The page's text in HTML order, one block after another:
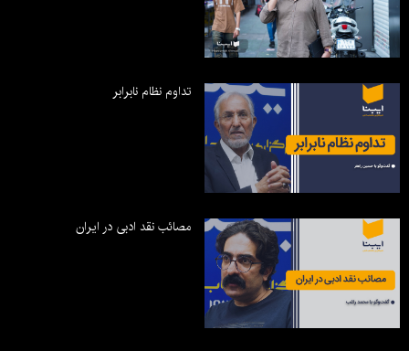
تداوم نظام نابرابر
مصائب نقد ادبی در ایران